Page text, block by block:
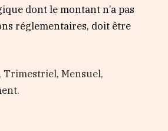
dont le montant n’a pas
réglementaires, doit être
Trimestriel, Mensuel,